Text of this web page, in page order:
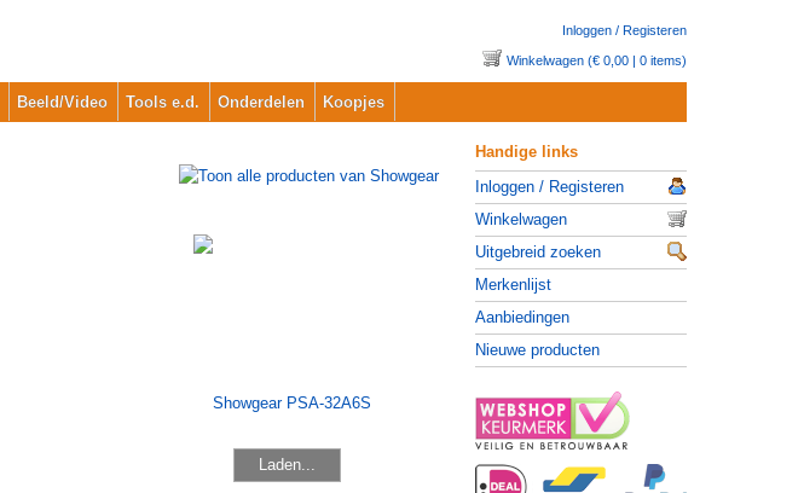
Inloggen / Registeren
Winkelwagen (€ 0,00 | 0 items)
Beeld/Video Tools e.d. Onderdelen Koopjes
Laden...
Handige links
Inloggen / Registeren
Winkelwagen
Uitgebreid zoeken
Merkenlijst
Aanbiedingen
Nieuwe producten